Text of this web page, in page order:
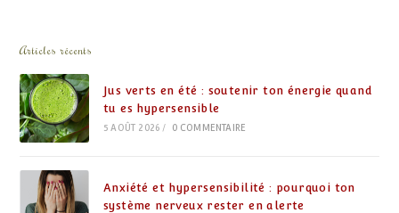
Articles récents
Jus verts en été : soutenir ton énergie quand
tu es hypersensible
5 AOÛT 2026 / 0 COMMENTAIRE
Anxiété et hypersensibilité : pourquoi ton
système nerveux rester en alerte